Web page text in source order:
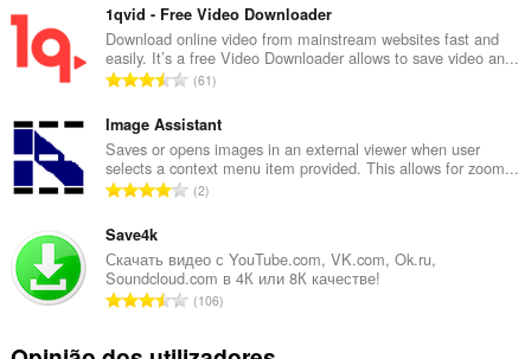
o
t
a
d
e
a
v
i
a
ç
m
e
r
o
o
t
a
e
a
v
l
1qvid - Free Video Downloader
Download online video from mainstream websites fast and
easily. It’s a free Video Downloader allows to save video an...
N
m
e
r
o
t
a
61
Image Assistant
Saves or opens images in an external viewer when user
selects a context menu item provided. This allows for zoom...
N
e
r
o
2
Save4k
Скачать видео с YouTube.com, VK.com, Ok.ru,
Soundcloud.com в 4К или 8К качестве!
N
m
106